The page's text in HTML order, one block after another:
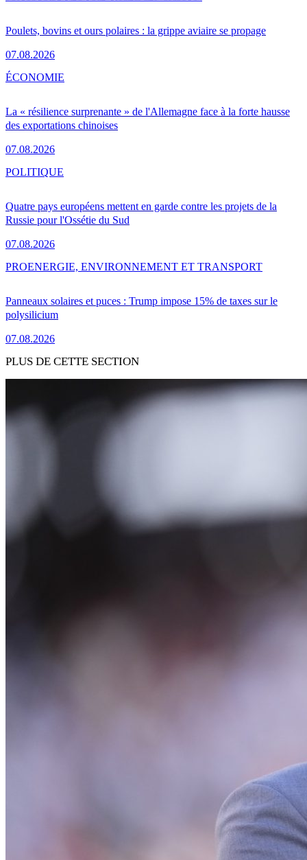
Poulets, bovins et ours polaires : la grippe aviaire se propage
07.08.2026
La « résilience surprenante » de l'Allemagne face à la forte hausse
des exportations chinoises
07.08.2026
ÉCONOMIE
Quatre pays européens mettent en garde contre les projets de la
Russie pour l'Ossétie du Sud
07.08.2026
POLITIQUE
Panneaux solaires et puces : Trump impose 15% de taxes sur le
polysilicium
07.08.2026
PROENERGIE, ENVIRONNEMENT ET TRANSPORT
PLUS DE CETTE SECTION